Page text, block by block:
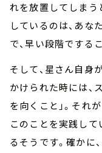
れを放置してしまう
しているのは、あな
で、早い段階でする
そして、星さん自身
かけられた時には、
を向くこと」。それ
このことを実践して
るそうです。確かに